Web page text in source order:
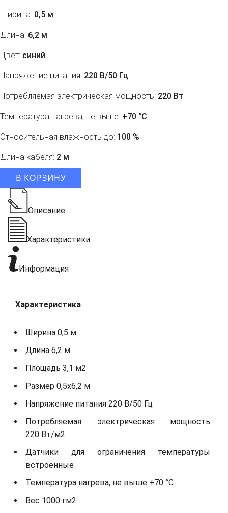
Ширина: 0,5 м
Длина: 6,2 м
Цвет: синий
Напряжение питания: 220 В/50 Гц
Потребляемая электрическая мощность: 220 Вт
Температура нагрева, не выше: +70 °С
Относительная влажность до: 100 %
Длина кабеля: 2 м
В КОРЗИНУ
Описание
Характеристики
Информация
Характеристика
Ширина 0,5 м
Длина 6,2 м
Площадь 3,1 м2
Размер 0,5х6,2 м
Напряжение питания 220 В/50 Гц
Потребляемая электрическая мощность
220 Вт/м2
Датчики для ограничения температуры
встроенные
Температура нагрева, не выше +70 °С
Вес 1000 гм2